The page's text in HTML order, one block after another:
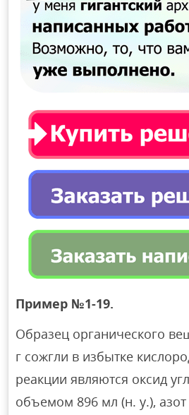
Пример №1-19.
Образец органического
г сожгли в избытке
реакции являются оксид
объемом 896 мл (н. у.),